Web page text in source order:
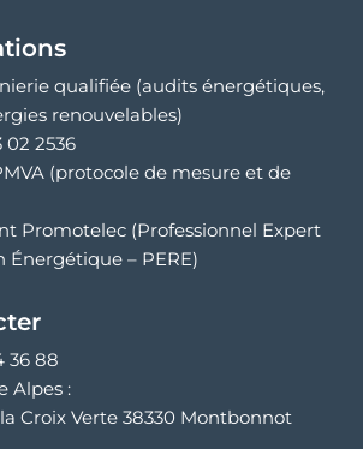
qualifiée (audits énergétiques,
renouvelables)
02 2536
(protocole de mesure et de
Promotelec (Professionnel Expert
Énergétique – PERE)
36 88
Alpes :
Croix Verte 38330 Montbonnot